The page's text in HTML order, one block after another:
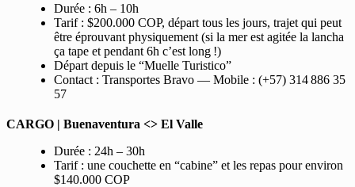
Durée : 6h – 10h
Tarif : $200.000 COP, départ tous les jours, trajet qui peut
être éprouvant physiquement (si la mer est agitée la lancha
ça tape et pendant 6h c’est long !)
Départ depuis le “Muelle Turistico”
Contact : Transportes Bravo — Mobile : (+57) 314 886 35
57
CARGO | Buenaventura <> El Valle
Durée : 24h – 30h
Tarif : une couchette en “cabine” et les repas pour environ
$140.000 COP